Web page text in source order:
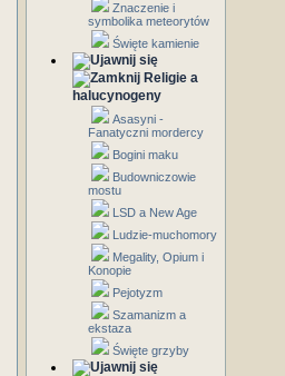
Znaczenie i
symbolika meteorytów
Święte kamienie
Religie a
halucynogeny
Asasyni -
Fanatyczni mordercy
Bogini maku
Budowniczowie
mostu
LSD a New Age
Ludzie-muchomory
Megality, Opium i
Konopie
Pejotyzm
Szamanizm a
ekstaza
Święte grzyby